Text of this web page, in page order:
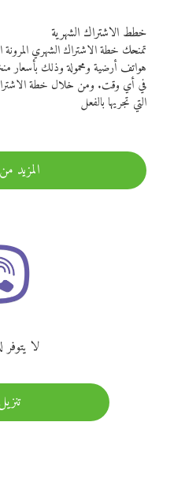
خطط الاشتراك الشهرية
تمنحك خطة الاشتراك الشهري المرونة
هواتف أرضية ومحمولة وذلك
في أي وقت. ومن خلال خطة الاشتراك
التي تجريها بالفعل
المزيد
لا يتوفر